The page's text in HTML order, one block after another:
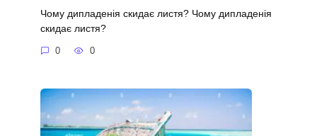
Чому дипладенія скидає листя? Чому дипладенія
скидає листя?
0 0